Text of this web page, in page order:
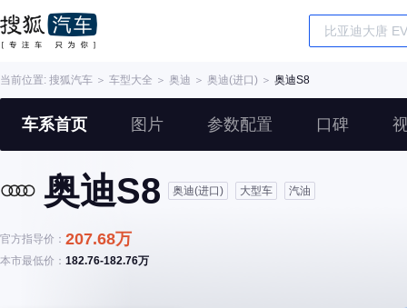
当前位置: 搜狐汽车 ＞ 车型大全 ＞ 奥迪 ＞ 奥迪(进口) ＞ 奥迪S8
车系首页 图片 参数配置 口碑
奥迪S8 奥迪(进口) 大型车 汽油
官方指导价： 207.68万
本市最低价： 182.76-182.76万